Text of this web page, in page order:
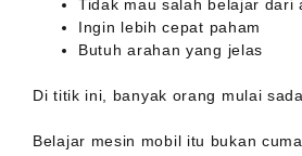
Tidak mau salah belajar dari
Ingin lebih cepat paham
Butuh arahan yang jelas
Di titik ini, banyak orang mulai
Belajar mesin mobil itu bukan